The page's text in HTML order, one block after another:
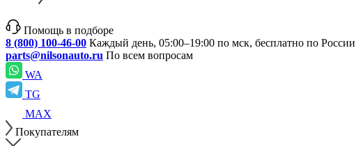
Помощь в подборе
8 (800) 100-46-00 Каждый день, 05:00–19:00 по мск, бесплатно по России
parts@nilsonauto.ru По всем вопросам
WA
TG
MAX
Покупателям